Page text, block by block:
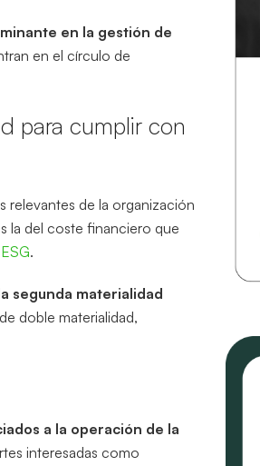
en la gestión de
en el círculo de
para cumplir con
relevantes de la organización
la del coste financiero que
.
segunda materialidad
doble materialidad,
a la operación de la
interesadas como